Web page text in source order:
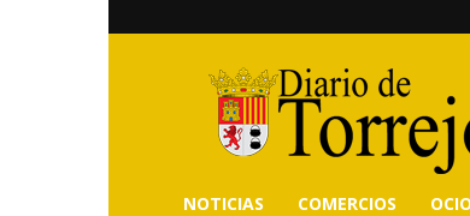
Diario
de
Torrejón
NOTICIAS COMERCIOS OCIO